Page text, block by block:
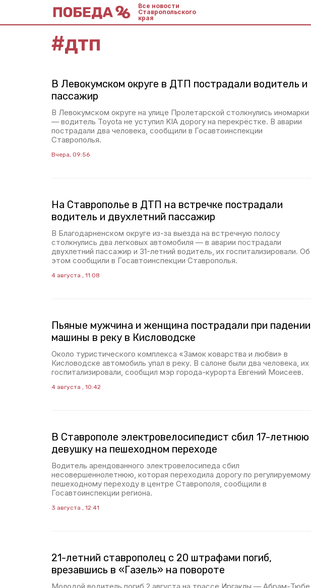
Все новости
Ставропольского
края
#дтп
В Левокумском округе в ДТП пострадали водитель и
пассажир
В Левокумском округе на улице Пролетарской столкнулись иномарки
— водитель Toyota не уступил KIA дорогу на перекрёстке. В аварии
пострадали два человека, сообщили в Госавтоинспекции
Ставрополья.
Вчера, 09:56
На Ставрополье в ДТП на встречке пострадали
водитель и двухлетний пассажир
В Благодарненском округе из-за выезда на встречную полосу
столкнулись два легковых автомобиля — в аварии пострадали
двухлетний пассажир и 31-летний водитель, их госпитализировали. Об
этом сообщили в Госавтоинспекции Ставрополья.
4 августа , 11:08
Пьяные мужчина и женщина пострадали при падении
машины в реку в Кисловодске
Около туристического комплекса «Замок коварства и любви» в
Кисловодске автомобиль упал в реку. В салоне были два человека, их
госпитализировали, сообщил мэр города-курорта Евгений Моисеев.
4 августа , 10:42
В Ставрополе электровелосипедист сбил 17-летнюю
девушку на пешеходном переходе
Водитель арендованного электровелосипеда сбил
несовершеннолетнюю, которая переходила дорогу по регулируемому
пешеходному переходу в центре Ставрополя, сообщили в
Госавтоинспекции региона.
3 августа , 12:41
21-летний ставрополец с 20 штрафами погиб,
врезавшись в «Газель» на повороте